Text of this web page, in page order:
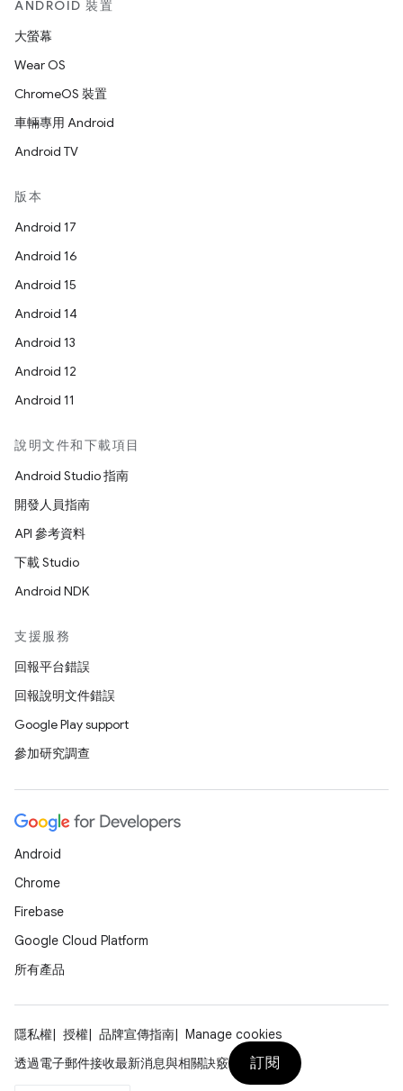
ANDROID 裝置
大螢幕
Wear OS
ChromeOS 裝置
車輛專用 Android
Android TV
版本
Android 17
Android 16
Android 15
Android 14
Android 13
Android 12
Android 11
說明文件和下載項目
Android Studio 指南
開發人員指南
API 參考資料
下載 Studio
Android NDK
支援服務
回報平台錯誤
回報說明文件錯誤
Google Play support
參加研究調查
Android
Chrome
Firebase
Google Cloud Platform
所有產品
隱私權 授權 品牌宣傳指南
Manage cookies
透過電子郵件接收最新消息與相關訣竅
訂閱